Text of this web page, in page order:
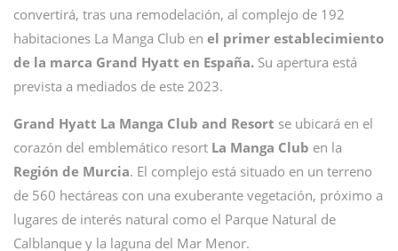
convertirá, tras una remodelación, al complejo de 192
habitaciones La Manga Club en el primer establecimiento
de la marca Grand Hyatt en España. Su apertura está
prevista a mediados de este 2023.
Grand Hyatt La Manga Club and Resort se ubicará en el
corazón del emblemático resort La Manga Club en la
Región de Murcia. El complejo está situado en un terreno
de 560 hectáreas con una exuberante vegetación, próximo a
lugares de interés natural como el Parque Natural de
Calblanque y la laguna del Mar Menor.